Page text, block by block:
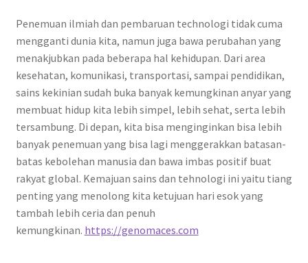
Penemuan ilmiah dan pembaruan technologi tidak cuma
mengganti dunia kita, namun juga bawa perubahan yang
menakjubkan pada beberapa hal kehidupan. Dari area
kesehatan, komunikasi, transportasi, sampai pendidikan,
sains kekinian sudah buka banyak kemungkinan anyar yang
membuat hidup kita lebih simpel, lebih sehat, serta lebih
tersambung. Di depan, kita bisa menginginkan bisa lebih
banyak penemuan yang bisa lagi menggerakkan batasan-
batas kebolehan manusia dan bawa imbas positif buat
rakyat global. Kemajuan sains dan tehnologi ini yaitu tiang
penting yang menolong kita ketujuan hari esok yang
tambah lebih ceria dan penuh
kemungkinan. https://genomaces.com